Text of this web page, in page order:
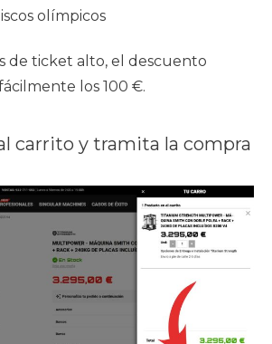
olímpicos
de ticket alto, el descuento
los 100 €.
carrito y tramita la compra